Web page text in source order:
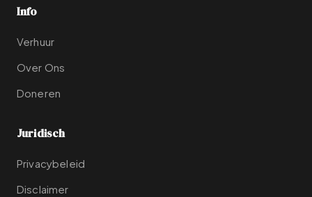
Info
Verhuur
Over Ons
Doneren
Juridisch
Privacybeleid
Disclaimer